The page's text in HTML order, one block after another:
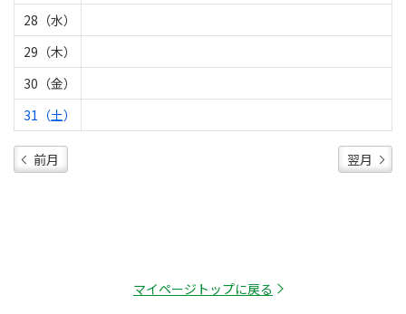
28（水）
29（木）
30（金）
31（土）
前月 翌月
マイページトップに戻る